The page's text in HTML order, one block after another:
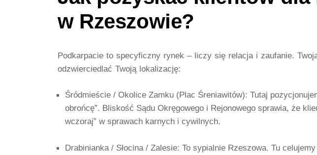
w Rzeszowie?
Podkarpacie to specyficzny rynek – liczy się relacja i zaufanie.
odzwierciedlać Twoją lokalizację:
Śródmieście / Okolice Zamku (Plac Śreniawitów): Tutaj
obrońcę”. Bliskość Sądu Okręgowego i Rejonowego sprawia, że
wczoraj” w sprawach karnych i cywilnych.
Drabinianka / Słocina / Zalesie: To sypialnie Rzeszowa. Tu